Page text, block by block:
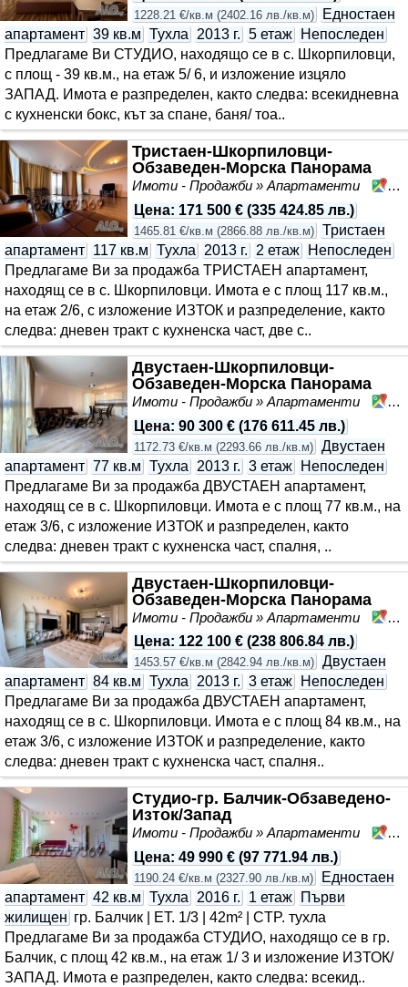
1228.21 €/кв.м (2402.16 лв./кв.м)
Едностаен
апартамент 39 кв.м Тухла 2013 г. 5 етаж
Непоследен
Предлагаме Ви СТУДИО, находящо се в с. Шкорпиловци,
с площ - 39 кв.м., на етаж 5/ 6, и изложение изцяло
ЗАПАД. Имота е разпределен, както следва: всекидневна
с кухненски бокс, кът за спане, баня/ тоа..
Тристаен-Шкорпиловци-
Обзаведен-Морска Панорама
Имоти - Продажби » Апартаменти
Цена: 171 500 € (335 424.85 лв.)
1465.81 €/кв.м (2866.88 лв./кв.м) Тристаен
апартамент 117 кв.м Тухла 2013 г. 2 етаж
Непоследен
Предлагаме Ви за продажба ТРИСТАЕН апартамент,
находящ се в с. Шкорпиловци. Имота е с площ 117 кв.м.,
на етаж 2/6, с изложение ИЗТОК и разпределение, както
следва: дневен тракт с кухненска част, две с..
Двустаен-Шкорпиловци-
Обзаведен-Морска Панорама
Имоти - Продажби » Апартаменти
Цена: 90 300 € (176 611.45 лв.)
1172.73 €/кв.м (2293.66 лв./кв.м) Двустаен
апартамент 77 кв.м Тухла 2013 г. 3 етаж
Непоследен
Предлагаме Ви за продажба ДВУСТАЕН апартамент,
находящ се в с. Шкорпиловци. Имота е с площ 77 кв.м., на
етаж 3/6, с изложение ИЗТОК и разпределен, както
следва: дневен тракт с кухненска част, спалня, ..
Двустаен-Шкорпиловци-
Обзаведен-Морска Панорама
Имоти - Продажби » Апартаменти
Цена: 122 100 € (238 806.84 лв.)
1453.57 €/кв.м (2842.94 лв./кв.м) Двустаен
апартамент 84 кв.м Тухла 2013 г. 3 етаж
Непоследен
Предлагаме Ви за продажба ДВУСТАЕН апартамент,
находящ се в с. Шкорпиловци. Имота е с площ 84 кв.м., на
етаж 3/6, с изложение ИЗТОК и разпределение, както
следва: дневен тракт с кухненска част, спалня..
Студио-гр. Балчик-Обзаведено-
Изток/Запад
Имоти - Продажби » Апартаменти
Цена: 49 990 € (97 771.94 лв.)
1190.24 €/кв.м (2327.90 лв./кв.м)
Едностаен
апартамент 42 кв.м Тухла 2016 г. 1 етаж
Първи
жилищен гр. Балчик | ET. 1/3 | 42m² | CTP. тухла
Предлагаме Ви за продажба СТУДИО, находящо се в гр.
Балчик, с площ 42 кв.м., на етаж 1/ 3 и изложение ИЗТОК/
ЗАПАД. Имота е разпределен, както следва: всекид..